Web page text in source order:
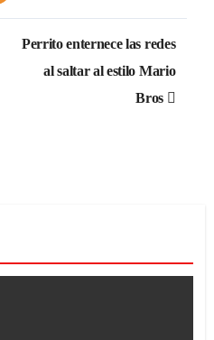
Perrito enternece las redes
al saltar al estilo Mario
Bros